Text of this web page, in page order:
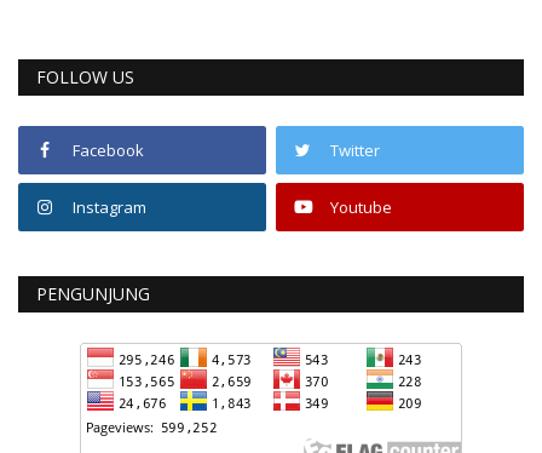
FOLLOW US
Facebook Twitter
Instagram Youtube
PENGUNJUNG